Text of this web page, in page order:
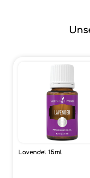
Lavendel 15ml